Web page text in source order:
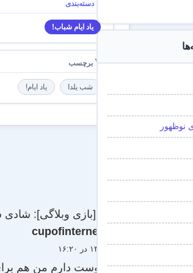
یاد ایام شباب!
شب یلدا یاد ایام!
[بازی وبلاگی]: شادی
cupofinternet
خیلی دوست دارم من هم
نوظهور